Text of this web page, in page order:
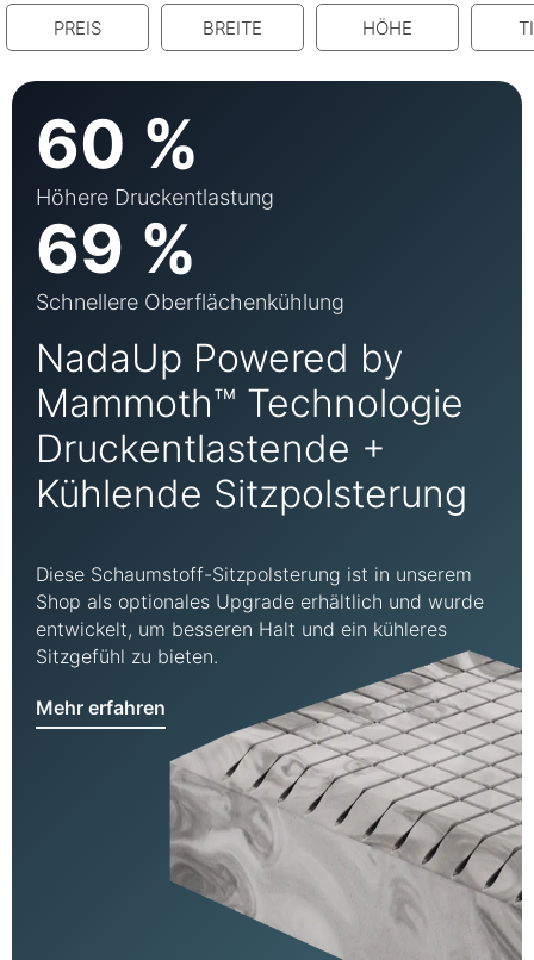
PREIS BREITE HÖHE
60 %
Höhere Druckentlastung
69 %
Schnellere Oberflächenkühlung
NadaUp Powered by
Mammoth™ Technologie
Druckentlastende +
Kühlende Sitzpolsterung
Diese Schaumstoff-Sitzpolsterung ist in unserem
Shop als optionales Upgrade erhältlich und wurde
entwickelt, um besseren Halt und ein kühleres
Sitzgefühl zu bieten.
Mehr erfahren